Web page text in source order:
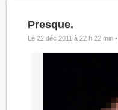
Presque.
Le 22 déc 2011 à 22 h 22 min •